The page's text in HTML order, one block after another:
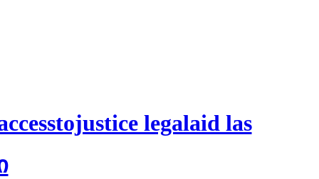
legalaid las